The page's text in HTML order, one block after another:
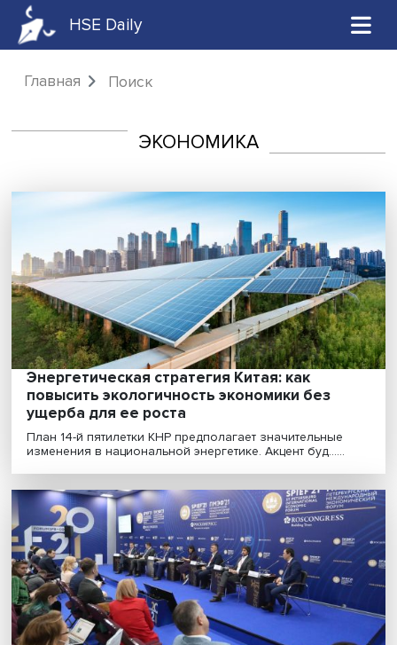
HSE Daily
Главная
Энергетическая стратегия Китая: как
повысить экологичность экономики без
ущерба для ее роста
План 14-й пятилетки КНР предполагает значительные
изменения в национальной энергетике. Акцент буд......